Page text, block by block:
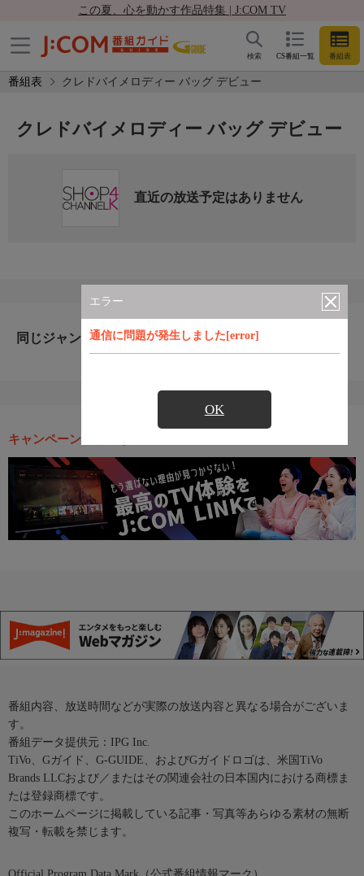
この夏、心を動かす作品特集 | J:COM TV
CS番組一覧 番組表
検索
番組表 クレドバイメロディー バッグ デビュー
エラー
通信に問題が発生しました[error]
OK
クレドバイメロディー バッグ デビュー
直近の放送予定はありません
同じジャンルのおすすめ番組
キャンペーン・お得な情報
番組内容、放送時間などが実際の放送内容と異なる場合がございま
す。
番組データ提供元：IPG Inc.
TiVo、Gガイド、G-GUIDE、およびGガイドロゴは、米国TiVo
Brands LLCおよび／またはその関連会社の日本国内における商標ま
たは登録商標です。
このホームページに掲載している記事・写真等あらゆる素材の無断
複写・転載を禁じます。